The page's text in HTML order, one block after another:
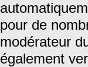
pour de
modérateur
également